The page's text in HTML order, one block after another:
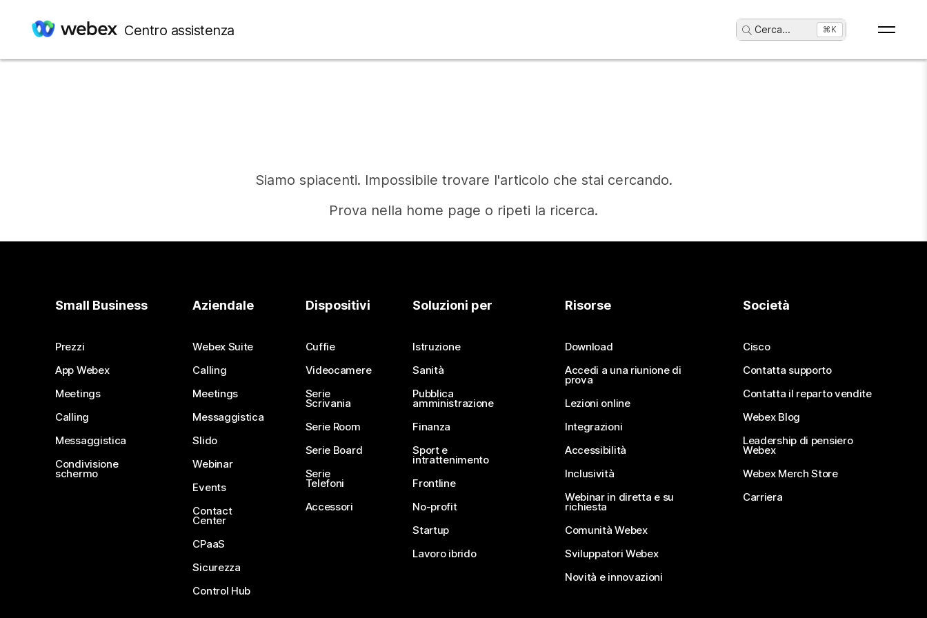
Centro assistenza Cerca... ⌘K
Siamo spiacenti. Impossibile trovare l'articolo che stai cercando.
Prova nella home page o ripeti la ricerca.
Occorre una risposta?
Invia una domanda
Small Business
Prezzi
App Webex
Meetings
Calling
Messaggistica
Condivisione
schermo
Aziendale
Webex Suite
Calling
Meetings
Messaggistica
Slido
Webinar
Events
Contact
Center
CPaaS
Sicurezza
Control Hub
Dispositivi
Cuffie
Videocamere
Serie
Scrivania
Serie Room
Serie Board
Serie
Telefoni
Accessori
Soluzioni per
Istruzione
Sanità
Pubblica
amministrazione
Finanza
Sport e
intrattenimento
Frontline
No-profit
Startup
Lavoro ibrido
Risorse
Download
Accedi a una riunione di
prova
Lezioni online
Integrazioni
Accessibilità
Inclusività
Webinar in diretta e su
richiesta
Comunità Webex
Sviluppatori Webex
Novità e innovazioni
Società
Cisco
Contatta supporto
Contatta il reparto vendite
Webex Blog
Leadership di pensiero
Webex
Webex Merch Store
Carriera